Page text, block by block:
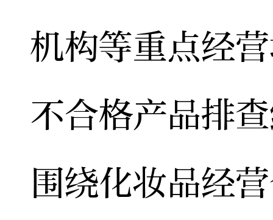
机构等重点经
不合格产品排
围绕化妆品经